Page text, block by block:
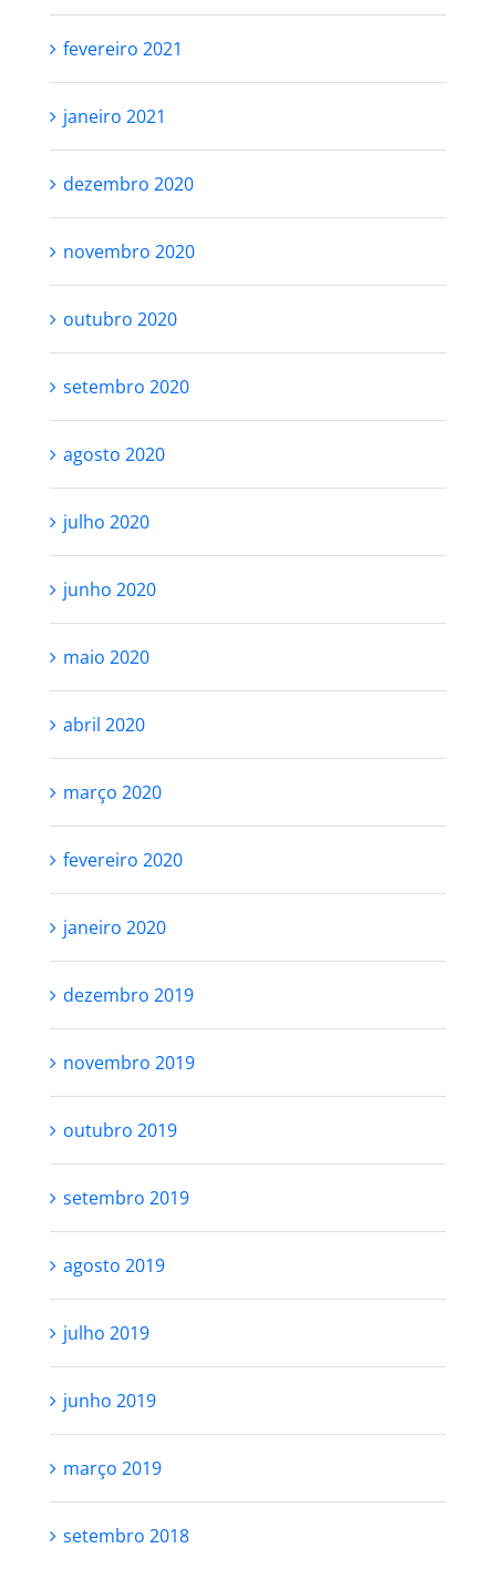
fevereiro 2021
janeiro 2021
dezembro 2020
novembro 2020
outubro 2020
setembro 2020
agosto 2020
julho 2020
junho 2020
maio 2020
abril 2020
março 2020
fevereiro 2020
janeiro 2020
dezembro 2019
novembro 2019
outubro 2019
setembro 2019
agosto 2019
julho 2019
junho 2019
março 2019
setembro 2018